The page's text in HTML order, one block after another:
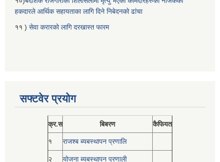
हकदारले आर्थिक सहायताका लागि दिने निबेदनको ढांचा
११ ) सेवा करारको लागि दरखास्त फारम
सफ्टवेर प्रयोग
क्र.स बिबरण कैफियत
१ राजश्ब ब्यबस्थापन प्रणालि
२ योजना ब्यबस्थापन प्रणाली